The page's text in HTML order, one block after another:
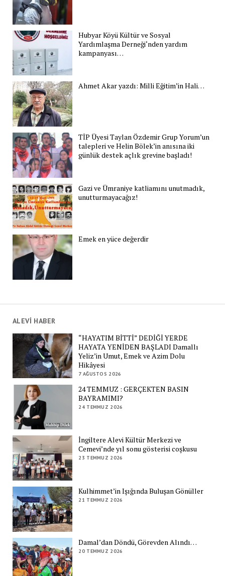
Hubyar Köyü Kültür ve Sosyal
Yardımlaşma Derneği‘nden yardım
kampanyası…
Ahmet Akar yazdı: Milli Eğitim’in Hali…
TİP Üyesi Taylan Özdemir Grup Yorum’un
talepleri ve Helin Bölek’in anısına iki
günlük destek açlık grevine başladı!
Gazi ve Ümraniye katliamını unutmadık,
unutturmayacağız!
Emek en yüce değerdir
ALEVİ HABER
“HAYATIM BİTTİ” DEDİĞİ YERDE
HAYATA YENİDEN BAŞLADI Damallı
Yeliz’in Umut, Emek ve Azim Dolu
Hikâyesi
7 AĞUSTOS 2026
24 TEMMUZ : GERÇEKTEN BASIN
BAYRAMIMI?
24 TEMMUZ 2026
İngiltere Alevi Kültür Merkezi ve
Cemevi’nde yıl sonu gösterisi coşkusu
23 TEMMUZ 2026
Kulhimmet’in Işığında Buluşan Gönüller
21 TEMMUZ 2026
Damal’dan Döndü, Görevden Alındı…
20 TEMMUZ 2026